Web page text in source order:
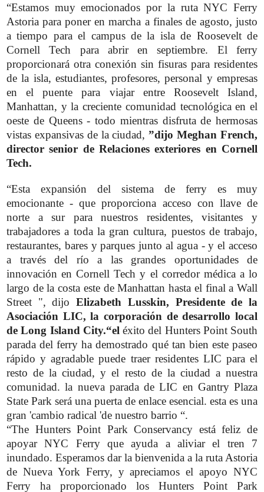
“Estamos muy emocionados por la ruta NYC Ferry
Astoria para poner en marcha a finales de agosto, justo
a tiempo para el campus de la isla de Roosevelt de
Cornell Tech para abrir en septiembre. El ferry
proporcionará otra conexión sin fisuras para residentes
de la isla, estudiantes, profesores, personal y empresas
en el puente para viajar entre Roosevelt Island,
Manhattan, y la creciente comunidad tecnológica en el
oeste de Queens - todo mientras disfruta de hermosas
vistas expansivas de la ciudad,”dijo Meghan French,
director senior de Relaciones exteriores en Cornell
Tech.
“Esta expansión del sistema de ferry es muy
emocionante - que proporciona acceso con llave de
norte a sur para nuestros residentes, visitantes y
trabajadores a toda la gran cultura, puestos de trabajo,
restaurantes, bares y parques junto al agua - y el acceso
a través del río a las grandes oportunidades de
innovación en Cornell Tech y el corredor médica a lo
largo de la costa este de Manhattan hasta el final a Wall
Street ", dijoElizabeth Lusskin, Presidente de la
Asociación LIC, la corporación de desarrollo local
de Long Island City.“el éxito del Hunters Point South
parada del ferry ha demostrado qué tan bien este paseo
rápido y agradable puede traer residentes LIC para el
resto de la ciudad, y el resto de la ciudad a nuestra
comunidad. la nueva parada de LIC en Gantry Plaza
State Park será una puerta de enlace esencial. esta es una
gran 'cambio radical 'de nuestro barrio “.
“The Hunters Point Park Conservancy está feliz de
apoyar NYC Ferry que ayuda a aliviar el tren 7
inundado. Esperamos dar la bienvenida a la ruta Astoria
de Nueva York Ferry, y apreciamos el apoyo NYC
Ferry ha proporcionado los Hunters Point Park